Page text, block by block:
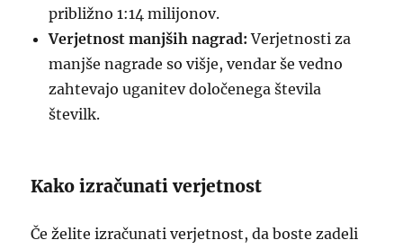
približno 1:14 milijonov.
Verjetnost manjših nagrad: Verjetnosti za
manjše nagrade so višje, vendar še vedno
zahtevajo uganitev določenega števila
številk.
Kako izračunati verjetnost
Če želite izračunati verjetnost, da boste zadeli